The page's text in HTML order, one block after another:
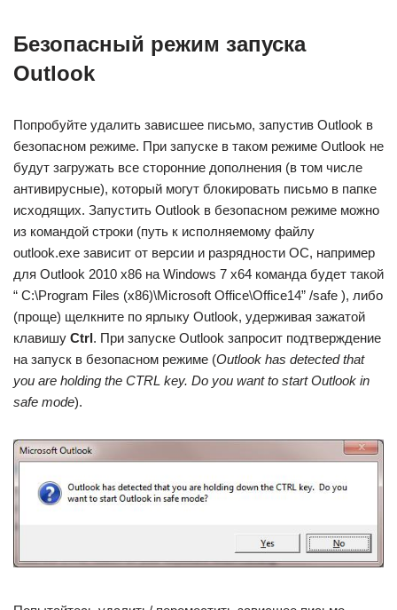
Безопасный режим запуска
Outlook
Попробуйте удалить зависшее письмо, запустив Outlook в
безопасном режиме. При запуске в таком режиме Outlook не
будут загружать все сторонние дополнения (в том числе
антивирусные), который могут блокировать письмо в папке
исходящих. Запустить Outlook в безопасном режиме можно
из командой строки (путь к исполняемому файлу
outlook.exe зависит от версии и разрядности ОС, например
для Outlook 2010 x86 на Windows 7 x64 команда будет такой
“ C:\Program Files (x86)\Microsoft Office\Office14” /safe ), либо
(проще) щелкните по ярлыку Outlook, удерживая зажатой
клавишу Ctrl. При запуске Outlook запросит подтверждение
на запуск в безопасном режиме (Outlook has detected that
you are holding the CTRL key. Do you want to start Outlook in
safe mode).